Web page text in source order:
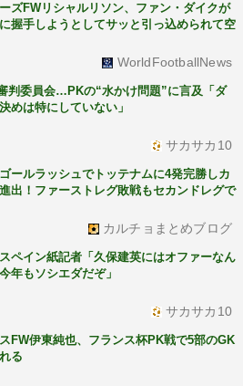
FWリシャルリソン、ファン・ダイクが
握手しようとしてサッと引っ込められて空
WorldFootballNews
判委員会…PKの“水かけ問題”に言及「ダ
めは特にしていない」
サカサカ10
ールラッシュでトッテナムに4発完勝しカ
出！ファーストレグ敗戦もセカンドレグで
カルチョまとめブログ
スペイン紙記者「久保建英にはオファーなん
年もソシエダだぞ」
サカサカ10
伊東純也、フランス杯PK戦で5部のGK
る